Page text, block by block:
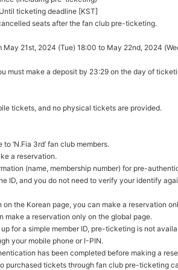
ticketing deadline [KST]
seats after the fan club pre-ticketing.
21st, 2024 (Tue) 18:00 to May 22nd, 2024
must make a deposit by 23:29 on the day of
tickets, and no physical tickets are provided.
‘N.Fia 3rd’ fan club members.
a reservation.
(name, membership number) for pre-
ID, and you do not need to verify your identify
the Korean page, you can make a reservation
a reservation only on the global page.
for a simple member ID, pre-ticketing is not
your mobile phone or I-PIN.
has been completed before making a
purchased tickets through fan club pre-ticketing